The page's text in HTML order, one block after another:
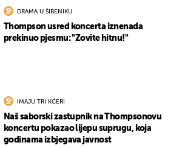
DRAMA U ŠIBENIKU
Thompson usred koncerta iznenada
prekinuo pjesmu: "Zovite hitnu!"
IMAJU TRI KĆERI
Naš saborski zastupnik na Thompsonovu
koncertu pokazao lijepu suprugu, koja
godinama izbjegava javnost